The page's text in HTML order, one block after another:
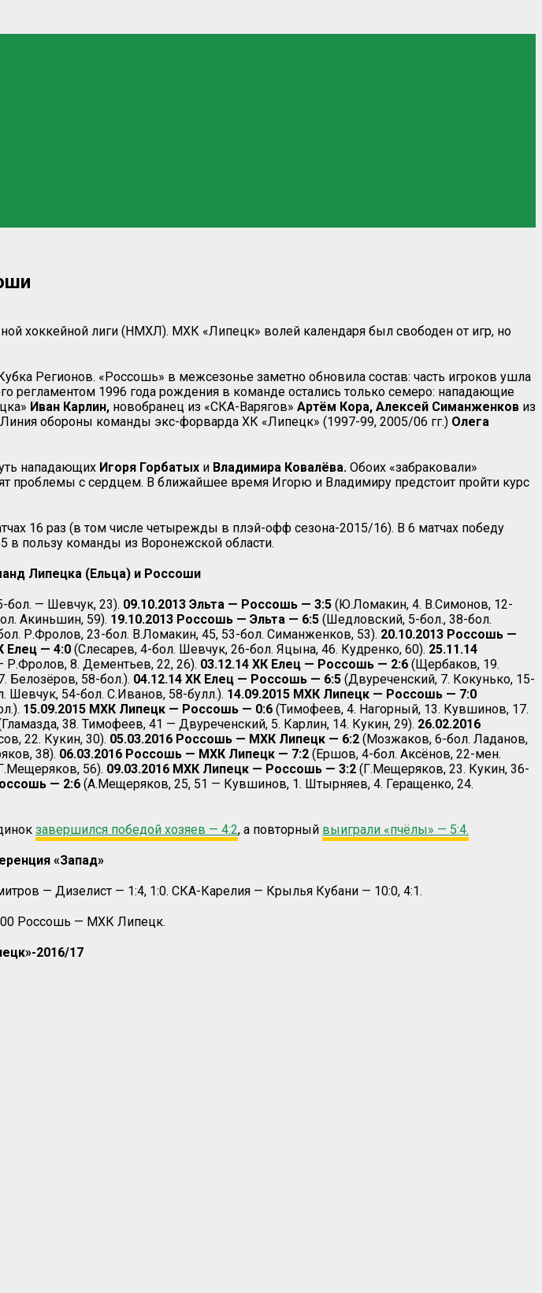
хоккейной лиги (НМХЛ). МХК «Липецк» волей календаря был свободен от игр, но
Регионов. «Россошь» в межсезонье заметно обновила состав: часть игроков ушла
регламентом 1996 года рождения в команде остались только семеро: нападающие
Иван Карлин, новобранец из «СКА-Варягов» Артём Кора, Алексей Симанженков из
Линия обороны команды экс-форварда ХК «Липецк» (1997-99, 2005/06 гг.) Олега
нападающих Игоря Горбатых и Владимира Ковалёва. Обоих «забраковали»
проблемы с сердцем. В ближайшее время Игорю и Владимиру предстоит пройти курс
16 раз (в том числе четырежды в плэй-офф сезона-2015/16). В 6 матчах победу
в пользу команды из Воронежской области.
Липецка (Ельца) и Россоши
бол. — Шевчук, 23). 09.10.2013 Эльта — Россошь — 3:5 (Ю.Ломакин, 4. В.Симонов, 12-
Акиньшин, 59). 19.10.2013 Россошь — Эльта — 6:5 (Шедловский, 5-бол., 38-бол.
Р.Фролов, 23-бол. В.Ломакин, 45, 53-бол. Симанженков, 53). 20.10.2013 Россошь —
Елец — 4:0 (Слесарев, 4-бол. Шевчук, 26-бол. Яцына, 46. Кудренко, 60). 25.11.14
8. Дементьев, 22, 26). 03.12.14 ХК Елец — Россошь — 2:6 (Щербаков, 19.
Белозёров, 58-бол.). 04.12.14 ХК Елец — Россошь — 6:5 (Двуреченский, 7. Кокунько, 15-
Шевчук, 54-бол. С.Иванов, 58-булл.). 14.09.2015 МХК Липецк — Россошь — 7:0
15.09.2015 МХК Липецк — Россошь — 0:6 (Тимофеев, 4. Нагорный, 13. Кувшинов, 17.
38. Тимофеев, 41 — Двуреченский, 5. Карлин, 14. Кукин, 29). 26.02.2016
22. Кукин, 30). 05.03.2016 Россошь — МХК Липецк — 6:2 (Мозжаков, 6-бол. Ладанов,
38). 06.03.2016 Россошь — МХК Липецк — 7:2 (Ершов, 4-бол. Аксёнов, 22-мен.
56). 09.03.2016 МХК Липецк — Россошь — 3:2 (Г.Мещеряков, 23. Кукин, 36-
— 2:6 (А.Мещеряков, 25, 51 — Кувшинов, 1. Штырняев, 4. Геращенко, 24.
завершился победой хозяев — 4:2, а повторный выиграли «пчёлы» — 5:4.
«Запад»
— Дизелист — 1:4, 1:0. СКА-Карелия — Крылья Кубани — 10:0, 4:1.
Россошь — МХК Липецк.
2016/17